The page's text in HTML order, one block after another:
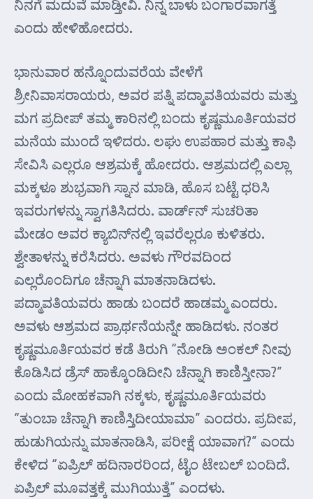
ನಿನಗೆ ಮದುವೆ ಮಾಡ್ತೀವಿ. ನಿನ್ನ ಬಾಳು ಬಂಗಾರವಾಗತ್ತೆ
ಎಂದು ಹೇಳಿಹೋದರು.
ಭಾನುವಾರ ಹನ್ನೊಂದುವರೆಯ ವೇಳೆಗೆ
ಶ್ರೀನಿವಾಸರಾಯರು, ಅವರ ಪತ್ನಿ ಪದ್ಮಾವತಿಯವರು ಮತ್ತು
ಮಗ ಪ್ರದೀಪ್ ತಮ್ಮ ಕಾರಿನಲ್ಲಿ ಬಂದು ಕೃಷ್ಣಮೂರ್ತಿಯವರ
ಮನೆಯ ಮುಂದೆ ಇಳಿದರು. ಲಘು ಉಪಹಾರ ಮತ್ತು ಕಾಫಿ
ಸೇವಿಸಿ ಎಲ್ಲರೂ ಆಶ್ರಮಕ್ಕೆ ಹೋದರು. ಆಶ್ರಮದಲ್ಲಿ ಎಲ್ಲಾ
ಮಕ್ಕಳೂ ಶುಭ್ರವಾಗಿ ಸ್ನಾನ ಮಾಡಿ, ಹೊಸ ಬಟ್ಟೆ ಧರಿಸಿ
ಇವರುಗಳನ್ನು ಸ್ವಾಗತಿಸಿದರು. ವಾರ್ಡ್‌ನ್ ಸುಚರಿತಾ
ಮೇಡಂ ಅವರ ಕ್ಯಾಬಿನ್‌ನಲ್ಲಿ ಇವರೆಲ್ಲರೂ ಕುಳಿತರು.
ಶ್ವೇತಾಳನ್ನು ಕರೆಸಿದರು. ಅವಳು ಗೌರವದಿಂದ
ಎಲ್ಲರೊಂದಿಗೂ ಚೆನ್ನಾಗಿ ಮಾತನಾಡಿದಳು.
ಪದ್ಮಾವತಿಯವರು ಹಾಡು ಬಂದರೆ ಹಾಡಮ್ಮ ಎಂದರು.
ಅವಳು ಆಶ್ರಮದ ಪ್ರಾರ್ಥನೆಯನ್ನೇ ಹಾಡಿದಳು. ನಂತರ
ಕೃಷ್ಣಮೂರ್ತಿಯವರ ಕಡೆ ತಿರುಗಿ “ನೋಡಿ ಅಂಕಲ್ ನೀವು
ಕೊಡಿಸಿದ ಡ್ರೆಸ್ ಹಾಕ್ಕೊಂಡಿದೀನಿ ಚೆನ್ನಾಗಿ ಕಾಣಿಸ್ತೀನಾ?”
ಎಂದು ಮೋಹಕವಾಗಿ ನಕ್ಕಳು, ಕೃಷ್ಣಮೂರ್ತಿಯವರು
“ತುಂಬಾ ಚೆನ್ನಾಗಿ ಕಾಣಿಸ್ತಿದೀಯಾಮಾ” ಎಂದರು. ಪ್ರದೀಪ,
ಹುಡುಗಿಯನ್ನು ಮಾತನಾಡಿಸಿ, ಪರೀಕ್ಷೆ ಯಾವಾಗ?” ಎಂದು
ಕೇಳಿದ “ಏಪ್ರಿಲ್ ಹದಿನಾರರಿಂದ, ಟೈಂ ಟೇಬಲ್ ಬಂದಿದೆ.
ಏಪ್ರಿಲ್ ಮೂವತ್ತಕ್ಕೆ ಮುಗಿಯುತ್ತೆ” ಎಂದಳು.